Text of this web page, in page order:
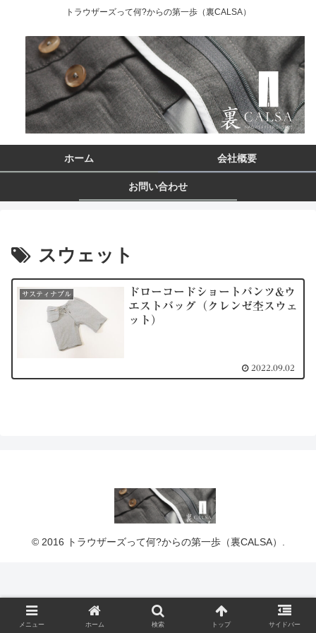
トラウザーズって何?からの第一歩（裏CALSA）
ホーム 会社概要
お問い合わせ
スウェット
サスティナブル
ドローコードショートパンツ&ウ
エストバッグ（クレンゼ杢スウェ
ット）
2022.09.02
© 2016 トラウザーズって何?からの第一歩（裏CALSA）.
メニュー ホーム 検索 トップ サイドバー